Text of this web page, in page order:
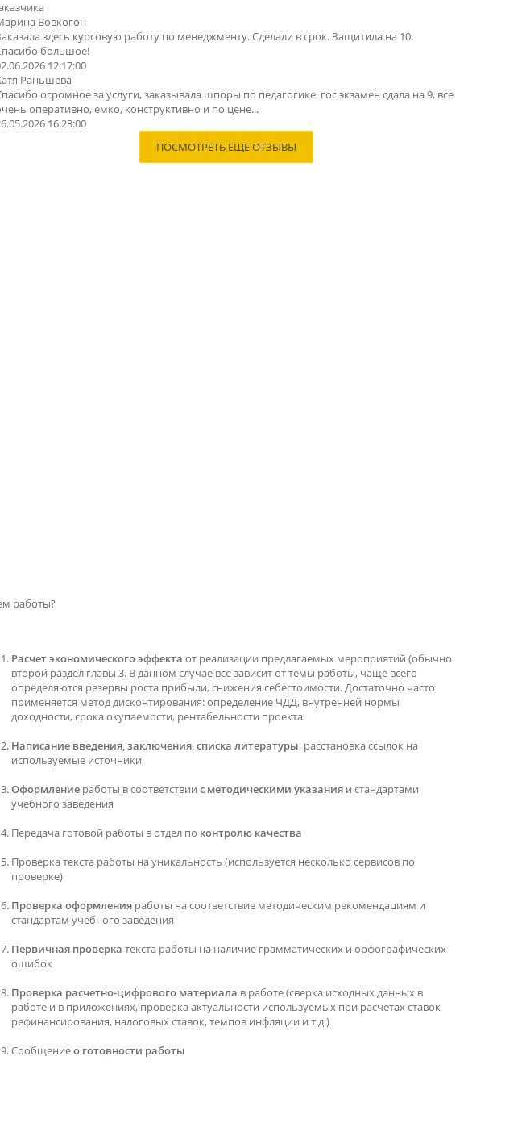
Вовкогон
здесь курсовую работу по менеджменту. Сделали в срок. Защитила на 10.
большое!
12:17:00
Раньшева
огромное за услуги, заказывала шпоры по педагогике, гос экзамен сдала на 9, все
оперативно, емко, конструктивно и по цене...
16:23:00
ПОСМОТРЕТЬ ЕЩЕ ОТЗЫВЫ
работы?
Расчет экономического эффекта от реализации предлагаемых мероприятий (обычно
второй раздел главы 3. В данном случае все зависит от темы работы, чаще всего
определяются резервы роста прибыли, снижения себестоимости. Достаточно часто
применяется метод дисконтирования: определение ЧДД, внутренней нормы
доходности, срока окупаемости, рентабельности проекта
Написание введения, заключения, списка литературы, расстановка ссылок на
используемые источники
Оформление работы в соответствии с методическими указания и стандартами
учебного заведения
Передача готовой работы в отдел по контролю качества
Проверка текста работы на уникальность (используется несколько сервисов по
проверке)
Проверка оформления работы на соответствие методическим рекомендациям и
стандартам учебного заведения
Первичная проверка текста работы на наличие грамматических и орфографических
ошибок
Проверка расчетно-цифрового материала в работе (сверка исходных данных в
работе и в приложениях, проверка актуальности используемых при расчетах ставок
рефинансирования, налоговых ставок, темпов инфляции и т.д.)
Сообщениео готовности работы